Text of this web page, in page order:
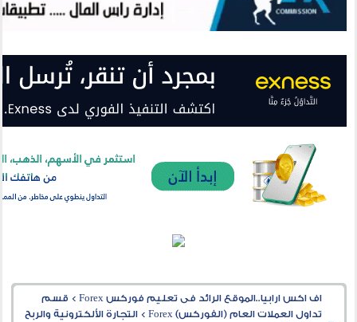
اف اكس ارابيا..الموقع الرائد فى تعليم فوركس Forex > قسم
تداول العملات العام (الفوركس) Forex
>التجارة الألكترونية والربح